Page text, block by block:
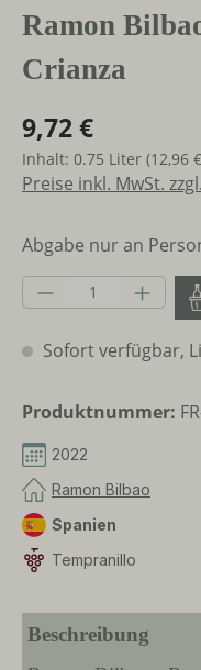
Ramon
Crianza
9,72 €
Inhalt: 0.75 Liter (12,96
Preise inkl. MwSt.
Abgabe nur an
Produkt
Sofort verfügbar,
Produktnummer:
2022
Ramon Bilbao
Spanien
Tempranillo
Beschreibung